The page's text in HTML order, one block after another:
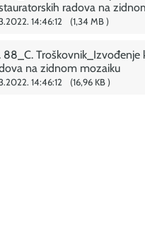
radova na
14:46:12 1,34 MB
88_C.
na zidnom mozaiku
14:46:12 16,96 KB